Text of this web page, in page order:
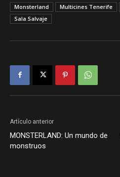
Monsterland
Multicines Tenerife
Sala Salvaje
Artículo anterior
MONSTERLAND: Un mundo de
monstruos